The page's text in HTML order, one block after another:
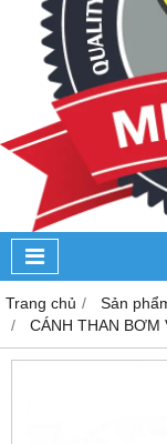
Trang chủ Sản
CÁNH THAN BƠM